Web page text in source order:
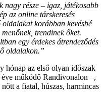
nagy része – igaz, játékosabb
az online társkeresés
korábban kevésbé
trendinek őket.
egy érdekes átrendeződés
oldalakon.”
hónap az első olyan időszak
működő Randivonalon –,
a fiatal, húszas, harmincas